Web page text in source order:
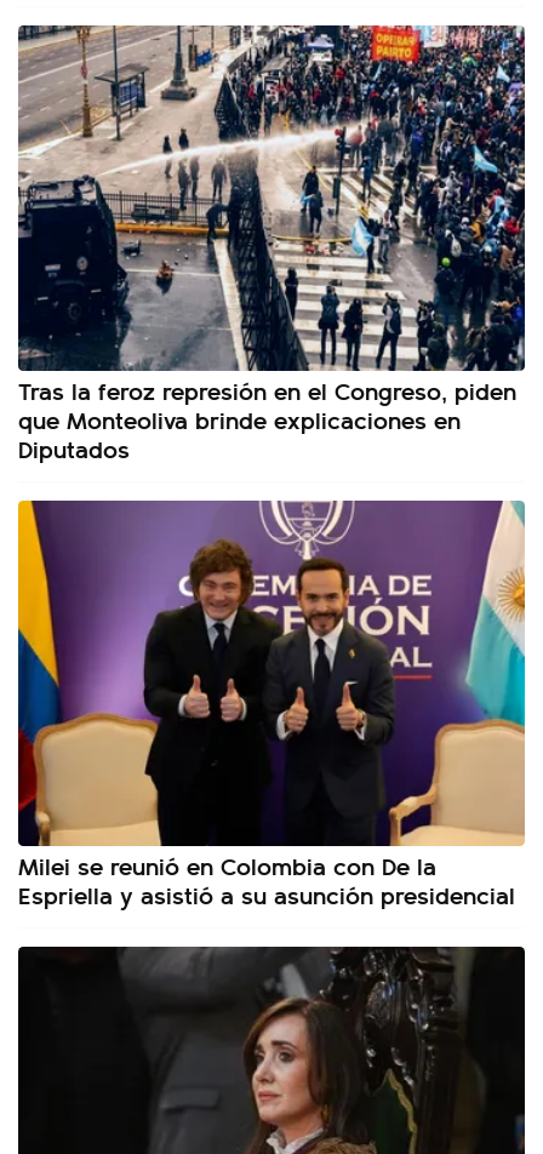
Tras la feroz represión en el Congreso, piden
que Monteoliva brinde explicaciones en
Diputados
Milei se reunió en Colombia con De la
Espriella y asistió a su asunción presidencial